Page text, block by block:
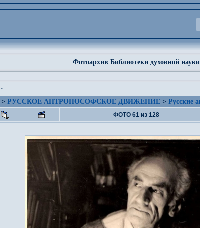
Фотоархив Библиотеки духовной науки
·
> РУССКОЕ АНТРОПОСОФСКОЕ ДВИЖЕНИЕ > Русские
ФОТО 61 из 128